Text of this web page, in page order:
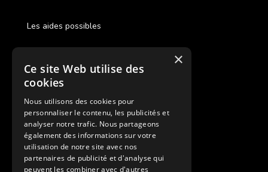
Les aides possibles
Cash Back
Pour les fratries
Facebook Supernova
Instagram Supernova
Colonie de vacances SUPERNOVA
×
Ce site Web utilise des
cookies
Nous utilisons des cookies pour
personnaliser le contenu, les publicités et
analyser notre trafic. Nous partageons
également des informations sur votre
utilisation de notre site avec nos
partenaires de publicité et d'analyse qui
peuvent les combiner avec d'autres